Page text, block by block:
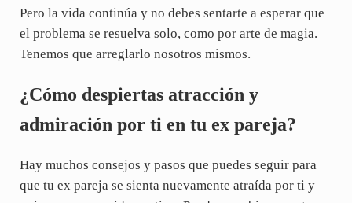
Pero la vida continúa y no debes sentarte a esperar que
el problema se resuelva solo, como por arte de magia.
Tenemos que arreglarlo nosotros mismos.
¿Cómo despiertas atracción y
admiración por ti en tu ex pareja?
Hay muchos consejos y pasos que puedes seguir para
que tu ex pareja se sienta nuevamente atraída por ti y